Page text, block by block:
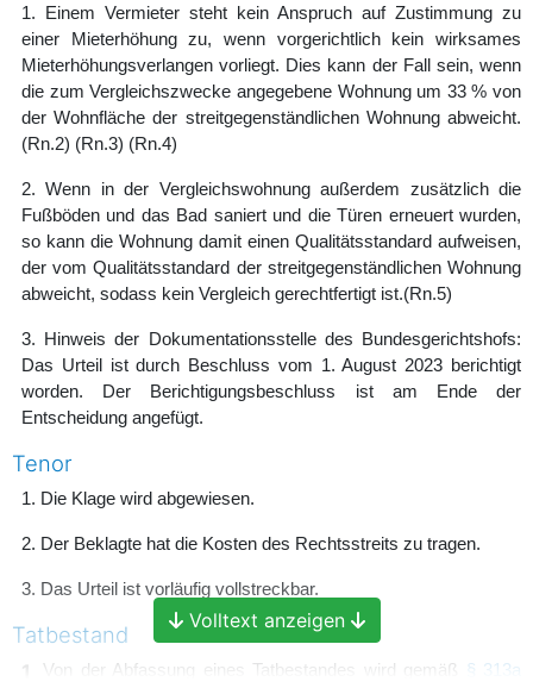
1. Einem Vermieter steht kein Anspruch auf Zustimmung zu
einer Mieterhöhung zu, wenn vorgerichtlich kein wirksames
Mieterhöhungsverlangen vorliegt. Dies kann der Fall sein, wenn
die zum Vergleichszwecke angegebene Wohnung um 33 % von
der Wohnfläche der streitgegenständlichen Wohnung abweicht.
(Rn.2) (Rn.3) (Rn.4)
2. Wenn in der Vergleichswohnung außerdem zusätzlich die
Fußböden und das Bad saniert und die Türen erneuert wurden,
so kann die Wohnung damit einen Qualitätsstandard aufweisen,
der vom Qualitätsstandard der streitgegenständlichen Wohnung
abweicht, sodass kein Vergleich gerechtfertigt ist.(Rn.5)
3. Hinweis der Dokumentationsstelle des Bundesgerichtshofs:
Das Urteil ist durch Beschluss vom 1. August 2023 berichtigt
worden. Der Berichtigungsbeschluss ist am Ende der
Entscheidung angefügt.
Tenor
1. Die Klage wird abgewiesen.
2. Der Beklagte hat die Kosten des Rechtsstreits zu tragen.
3. Das Urteil ist vorläufig vollstreckbar.
Tatbestand
1 Von der Abfassung eines Tatbestandes wird gemäß
§ 313a
Volltext anzeigen